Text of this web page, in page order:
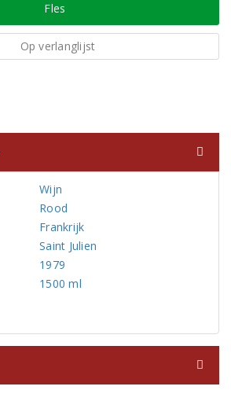
Fles
Op verlanglijst
Wijn
Rood
Frankrijk
Saint Julien
1979
1500 ml